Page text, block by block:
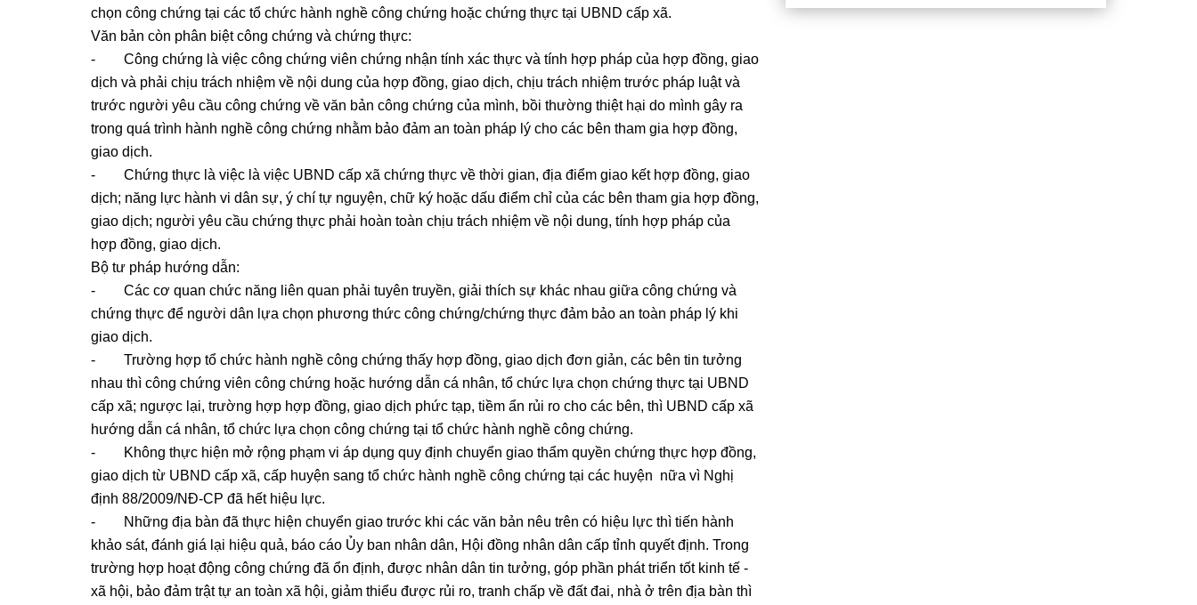
chọn công chứng tại các tổ chức hành nghề công chứng hoặc chứng thực tại UBND cấp xã.
Văn bản còn phân biệt công chứng và chứng thực:
- Công chứng là việc công chứng viên chứng nhận tính xác thực và tính hợp pháp của hợp đồng, giao
dịch và phải chịu trách nhiệm về nội dung của hợp đồng, giao dịch, chịu trách nhiệm trước pháp luật và
trước người yêu cầu công chứng về văn bản công chứng của mình, bồi thường thiệt hại do mình gây ra
trong quá trình hành nghề công chứng nhằm bảo đảm an toàn pháp lý cho các bên tham gia hợp đồng,
giao dịch.
- Chứng thực là việc là việc UBND cấp xã chứng thực về thời gian, địa điểm giao kết hợp đồng, giao
dịch; năng lực hành vi dân sự, ý chí tự nguyện, chữ ký hoặc dấu điểm chỉ của các bên tham gia hợp đồng,
giao dịch; người yêu cầu chứng thực phải hoàn toàn chịu trách nhiệm về nội dung, tính hợp pháp của
hợp đồng, giao dịch.
Bộ tư pháp hướng dẫn:
- Các cơ quan chức năng liên quan phải tuyên truyền, giải thích sự khác nhau giữa công chứng và
chứng thực để người dân lựa chọn phương thức công chứng/chứng thực đảm bảo an toàn pháp lý khi
giao dịch.
- Trường hợp tổ chức hành nghề công chứng thấy hợp đồng, giao dịch đơn giản, các bên tin tưởng
nhau thì công chứng viên công chứng hoặc hướng dẫn cá nhân, tổ chức lựa chọn chứng thực tại UBND
cấp xã; ngược lại, trường hợp hợp đồng, giao dịch phức tạp, tiềm ẩn rủi ro cho các bên, thì UBND cấp xã
hướng dẫn cá nhân, tổ chức lựa chọn công chứng tại tổ chức hành nghề công chứng.
- Không thực hiện mở rộng phạm vi áp dụng quy định chuyển giao thẩm quyền chứng thực hợp đồng,
giao dịch từ UBND cấp xã, cấp huyện sang tổ chức hành nghề công chứng tại các huyện nữa vì Nghị
định 88/2009/NĐ-CP đã hết hiệu lực.
- Những địa bàn đã thực hiện chuyển giao trước khi các văn bản nêu trên có hiệu lực thì tiến hành
khảo sát, đánh giá lại hiệu quả, báo cáo Ủy ban nhân dân, Hội đồng nhân dân cấp tỉnh quyết định. Trong
trường hợp hoạt động công chứng đã ổn định, được nhân dân tin tưởng, góp phần phát triển tốt kinh tế -
xã hội, bảo đảm trật tự an toàn xã hội, giảm thiểu được rủi ro, tranh chấp về đất đai, nhà ở trên địa bàn thì